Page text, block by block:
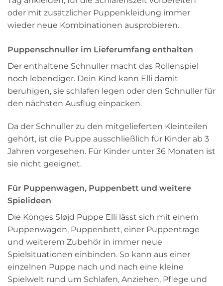
oder mit zusätzlicher Puppenkleidung immer
wieder neue Kombinationen ausprobieren.
Puppenschnuller im Lieferumfang enthalten
Der enthaltene Schnuller macht das Rollenspiel
noch lebendiger. Dein Kind kann Elli damit
beruhigen, sie schlafen legen oder den Schnuller für
den nächsten Ausflug einpacken.
Da der Schnuller zu den mitgelieferten Kleinteilen
gehört, ist die Puppe ausschließlich für Kinder ab 3
Jahren vorgesehen. Für Kinder unter 36 Monaten ist
sie nicht geeignet.
Für Puppenwagen, Puppenbett und weitere
Spielideen
Die Konges Sløjd Puppe Elli lässt sich mit einem
Puppenwagen, Puppenbett, einer Puppentrage
und weiterem Zubehör in immer neue
Spielsituationen einbinden. So kann aus einer
einzelnen Puppe nach und nach eine kleine
Spielwelt rund um Schlafen, Anziehen, Pflege und